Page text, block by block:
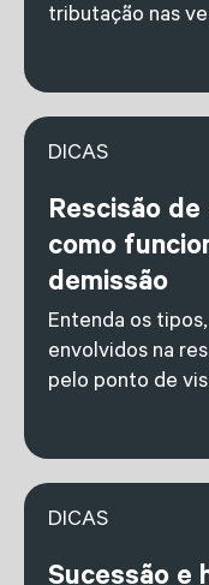
tributação nas
DICAS
Rescisão
como
demissão
Entenda os
envolvidos na
pelo ponto de
DICAS